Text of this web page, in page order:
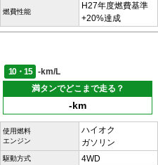
燃費性能
H27年度燃費基準
+20%達成
10・15
-km/L
満タンでどこまで走る？
-km
使用燃料
エンジン
ハイオク
ガソリン
駆動方式 4WD